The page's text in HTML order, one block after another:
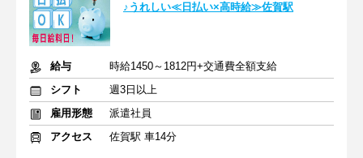
♪うれしい≪日払い×高時給≫佐賀駅
給与
時給1450～1812円+交通費全額支給
シフト
週3日以上
雇用形態
派遣社員
アクセス
佐賀駅 車14分